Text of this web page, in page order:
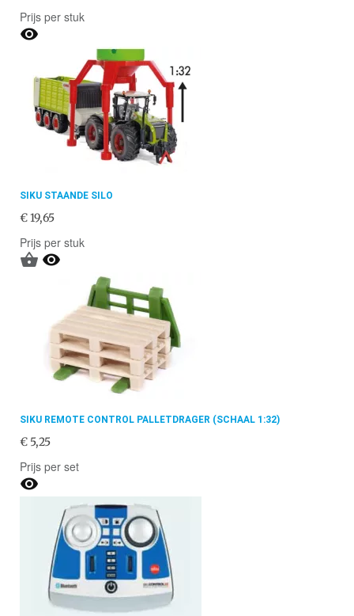
Prijs per stuk

SIKU STAANDE SILO
€ 19,65
Prijs per stuk
 
SIKU REMOTE CONTROL PALLETDRAGER (SCHAAL 1:32)
€ 5,25
Prijs per set
